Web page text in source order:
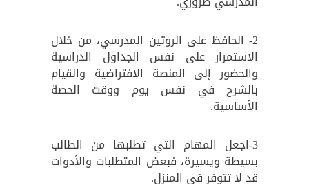
2- الحافظ على الروتين المدرسي، من خلال
الاستمرار على نفس الجداول الدراسية
والحضور إلى المنصة الافتراضية والقيام
بالشرح في نفس يوم ووقت الحصة
الأساسية.
3-اجعل المهام التي تطلبها من الطالب
بسيطة ويسيرة، فبعض المتطلبات والأدوات
قد لا تتوفر في المنزل.